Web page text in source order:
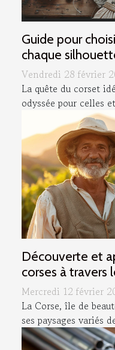
Guide pour
chaque
Vendredi 28 février
La quête du corset
odyssée pour celles
Découverte et
corses à travers
Mercredi 12 février
La Corse, île de
ses paysages variés